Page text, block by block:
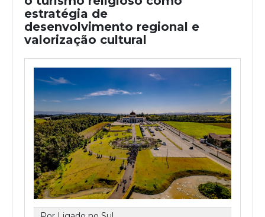
estratégia de
desenvolvimento regional e
valorização cultural